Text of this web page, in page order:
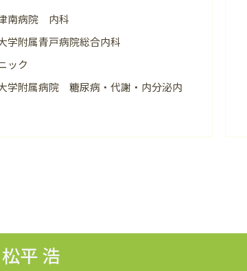
南病院 内科
学附属青戸病院総合内科
ック
学附属病院 糖尿病・代謝・内分泌内
平 浩